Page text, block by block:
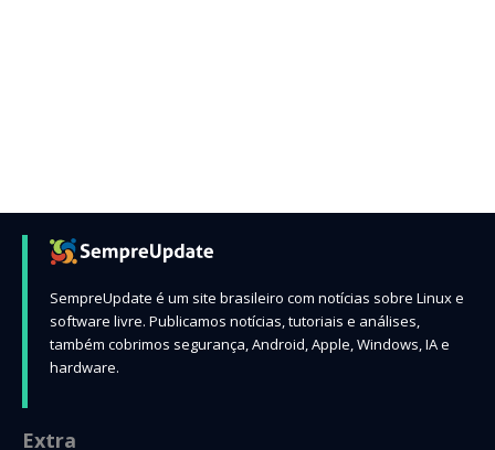
SempreUpdate é um site brasileiro com notícias sobre Linux e
software livre. Publicamos notícias, tutoriais e análises,
também cobrimos segurança, Android, Apple, Windows, IA e
hardware.
Extra